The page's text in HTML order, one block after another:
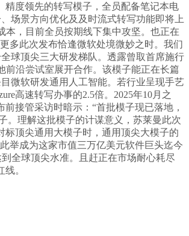
精度领先的转写模子，全员配备笔记本电
场景方向优化及及时流式转写功能即将上
本，目前全员按期线下集中攻坚。也正在
多此次发布恰逢微软处境微妙之时。我们
球顶尖三大研发梯队。透露曾取首席施行
前沿尝试室展开合作。该模子能正在长篇
微软研发通用人工智能。若行业呈现手艺
高速转写办事的2.5倍。2025年10月之
接管采访时暗示：“首批模子现已落地，
。理解这批模子的计谋意义，苏莱曼此次
顶尖通用大模子时，通用顶尖大模子的
举成为这家市值三万亿美元软件巨头迄今
全球顶尖水准。且赶正在市场耐心耗尽
。